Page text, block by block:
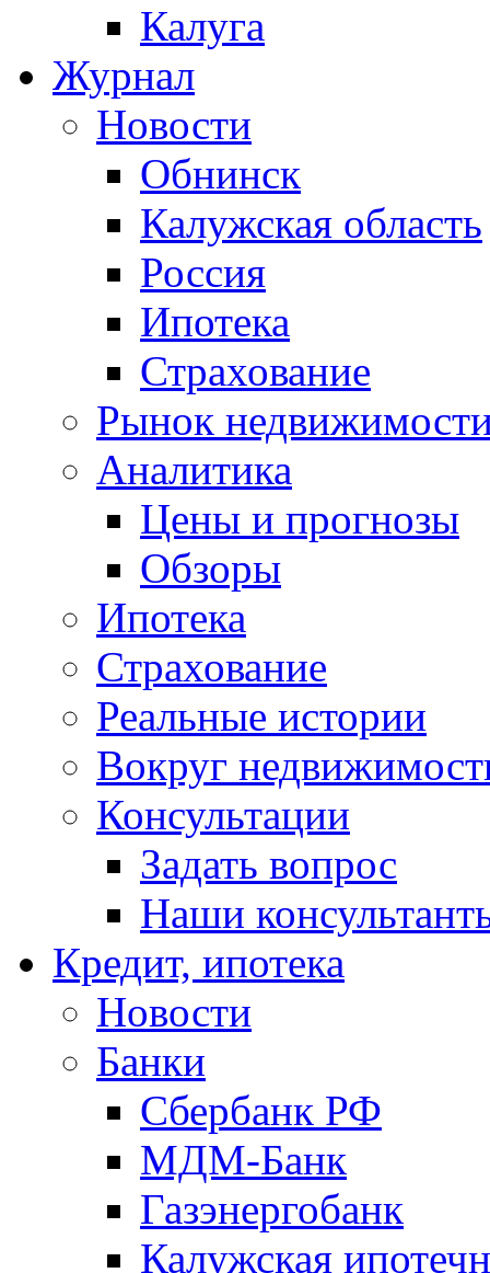
Калуга
Журнал
Новости
Обнинск
Калужская область
Россия
Ипотека
Страхование
Рынок
Аналитика
Цены и прогнозы
Обзоры
Ипотека
Страхование
Реальные истории
Вокруг
Консультации
Задать вопрос
Наши
Кредит, ипотека
Новости
Банки
Сбербанк РФ
МДМ-Банк
Газэнергобанк
Калужская